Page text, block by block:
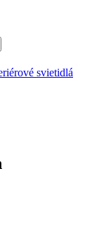
svietidlá